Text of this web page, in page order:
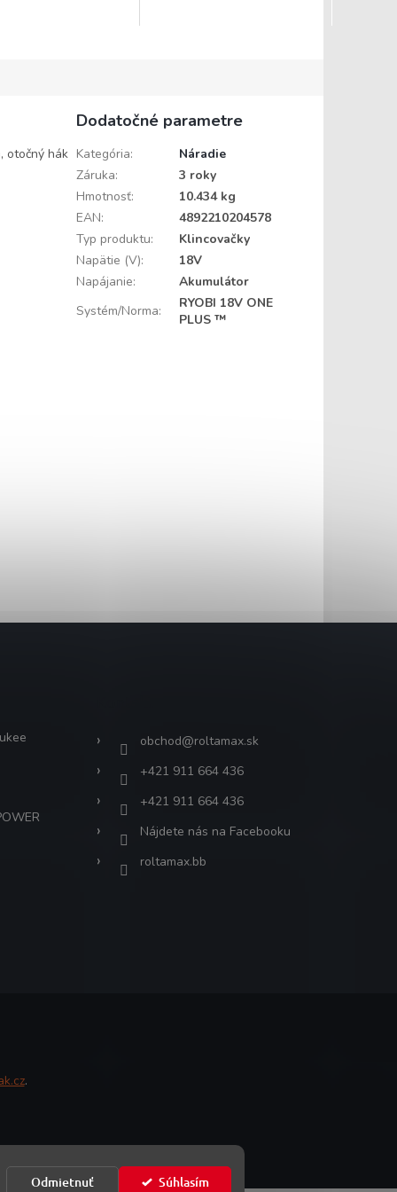
Súhlasím
Odmietnuť
otočný hák
Dodatočné parametre
Kategória:
Náradie
Záruka:
3 roky
Hmotnosť:
10.434 kg
EAN:
4892210204578
Typ produktu:
Klincovačky
Napätie (V):
18V
Napájanie:
Akumulátor
Systém/Norma:
RYOBI 18V ONE
PLUS ™
obchod@roltamax.sk
+421 911 664 436
+421 911 664 436
Nájdete nás na Facebooku
roltamax.bb
.